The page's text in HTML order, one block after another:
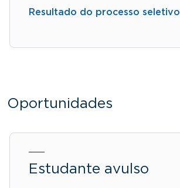
Resultado do processo seletivo
Oportunidades
Estudante avulso